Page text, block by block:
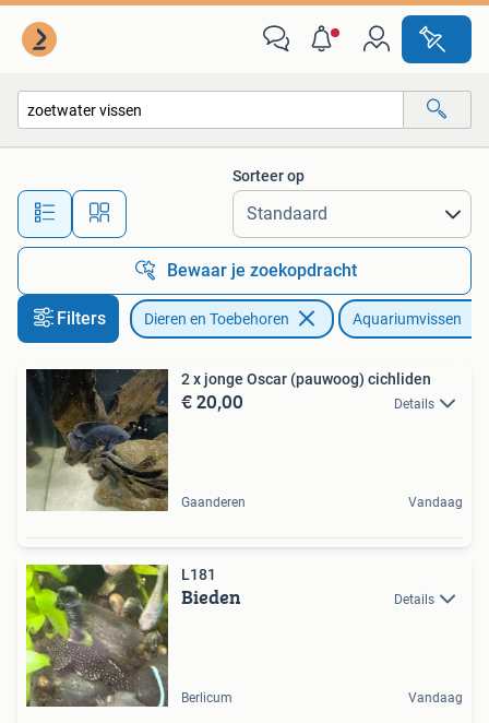
Alle afstanden…
Sorteer op
Bewaar je zoekopdracht
Filters Dieren en Toebehoren Aquariumvissen
2 x jonge Oscar (pauwoog) cichliden
€ 20,00 Details
Gaanderen Vandaag
L181
Bieden Details
Berlicum Vandaag